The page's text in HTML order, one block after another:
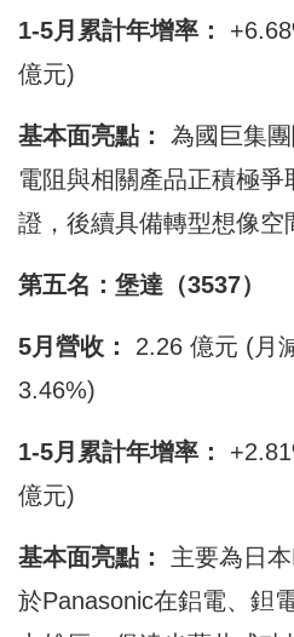
1-5月累計年增率：
億元)
基本面亮點：
為國巨集
電阻與相關產品正積極
證，後續具備轉型想像空
第五名：堡達（3537）
5月營收：
2.26 億元 (月
3.46%)
1-5月累計年增率：
億元)
基本面亮點：
主要為日
於Panasonic在鋁電、鉭